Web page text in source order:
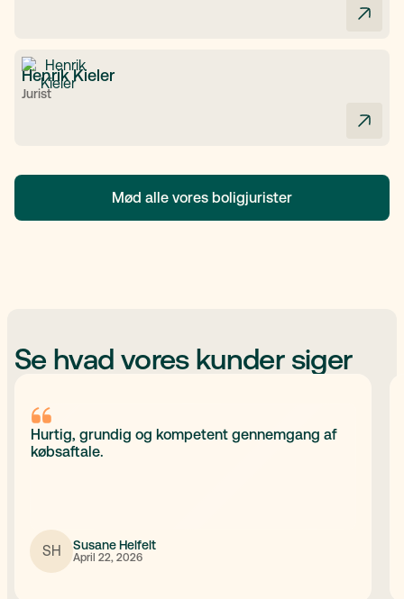
Henrik Kieler
Jurist
Mød alle vores boligjurister
Se hvad vores kunder siger
Hurtig, grundig og kompetent gennemgang af
købsaftale.
SH Susane Helfelt
April 22, 2026